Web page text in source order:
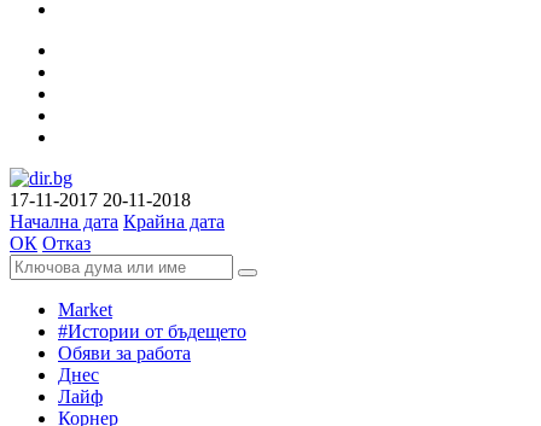
17-11-2017 20-11-2018
Начална дата Крайна дата
ОК Отказ
Market
#Истории от бъдещето
Обяви за работа
Днес
Лайф
Корнер